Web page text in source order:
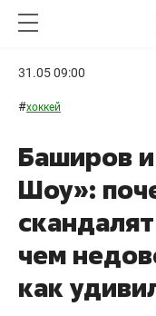
31.05 09:00
#хоккей
Баширов
Шоу»:
чем
как